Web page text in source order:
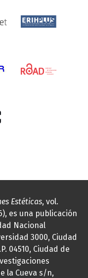
Estéticas, vol.
es una publicación
Nacional
3000, Ciudad
04510, Ciudad de
la Cueva s/n,